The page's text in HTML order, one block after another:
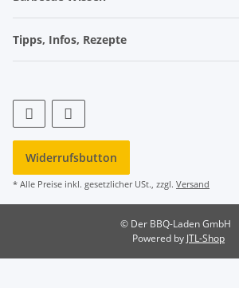
Tipps, Infos, Rezepte
Widerrufsbutton
* Alle Preise inkl. gesetzlicher USt., zzgl. Versand
© Der BBQ-Laden GmbH
Powered by JTL-Shop